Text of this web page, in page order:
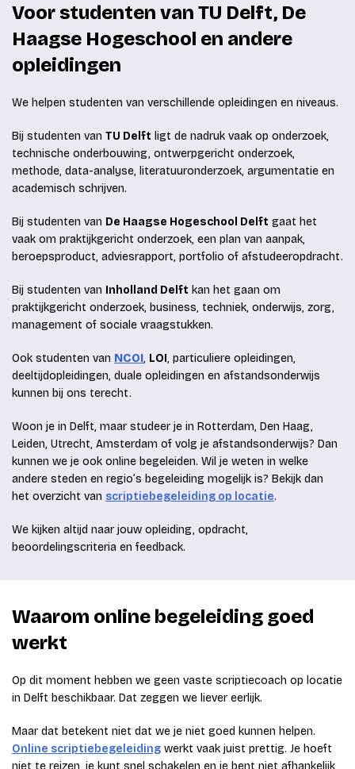
Voor studenten van TU Delft, De
Haagse Hogeschool en andere
opleidingen
We helpen studenten van verschillende opleidingen en niveaus.
Bij studenten van TU Delft ligt de nadruk vaak op onderzoek,
technische onderbouwing, ontwerpgericht onderzoek,
methode, data-analyse, literatuuronderzoek, argumentatie en
academisch schrijven.
Bij studenten van De Haagse Hogeschool Delft gaat het
vaak om praktijkgericht onderzoek, een plan van aanpak,
beroepsproduct, adviesrapport, portfolio of afstudeeropdracht.
Bij studenten van Inholland Delft kan het gaan om
praktijkgericht onderzoek, business, techniek, onderwijs, zorg,
management of sociale vraagstukken.
Ook studenten van NCOI, LOI, particuliere opleidingen,
deeltijdopleidingen, duale opleidingen en afstandsonderwijs
kunnen bij ons terecht.
Woon je in Delft, maar studeer je in Rotterdam, Den Haag,
Leiden, Utrecht, Amsterdam of volg je afstandsonderwijs? Dan
kunnen we je ook online begeleiden. Wil je weten in welke
andere steden en regio’s begeleiding mogelijk is? Bekijk dan
het overzicht van scriptiebegeleiding op locatie.
We kijken altijd naar jouw opleiding, opdracht,
beoordelingscriteria en feedback.
Waarom online begeleiding goed
werkt
Op dit moment hebben we geen vaste scriptiecoach op locatie
in Delft beschikbaar. Dat zeggen we liever eerlijk.
Maar dat betekent niet dat we je niet goed kunnen helpen.
Online scriptiebegeleiding werkt vaak juist prettig. Je hoeft
niet te reizen, je kunt snel schakelen en je bent niet afhankelijk